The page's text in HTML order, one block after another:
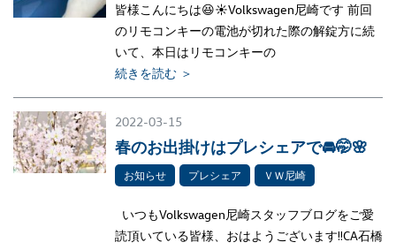
皆様こんにちは😆☀Volkswagen尼崎です 前回
のリモコンキーの電池が切れた際の解錠方に続
いて、本日はリモコンキーの
続きを読む ＞
2022-03-15
春のお出掛けはプレシェアで🚘🤭🌸
お知らせ プレシェア ＶＷ尼崎
いつもVolkswagen尼崎スタッフブログをご愛
読頂いている皆様、おはようございます‼CA石橋